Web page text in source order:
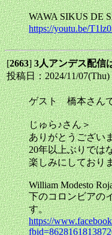
WAWA SIKUS DE
https://youtu.be/
[2663]3人アンデス配信
投稿日：2024/11/
ゲスト 橋本さん
じゅら♪さん＞
ありがとうござい
20年以上ぶりでは
楽しみにしており
William Modesto
下のコロンビアの
す。
https://